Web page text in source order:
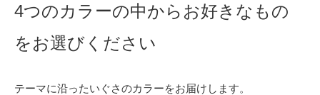
4つのカラーの中からお好きなもの
をお選びください
テーマに沿ったいぐさのカラーをお届けします。